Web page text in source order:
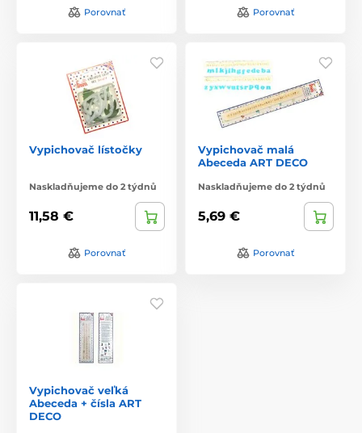
Porovnať Porovnať
Vypichovač lístočky
Naskladňujeme do 2 týdnů
11,58 €
Porovnať
Vypichovač malá
Abeceda ART DECO
Naskladňujeme do 2 týdnů
5,69 €
Porovnať
Vypichovač veľká
Abeceda + čísla ART
DECO